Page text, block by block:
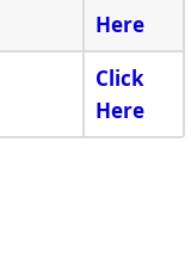
Here
Click
Here